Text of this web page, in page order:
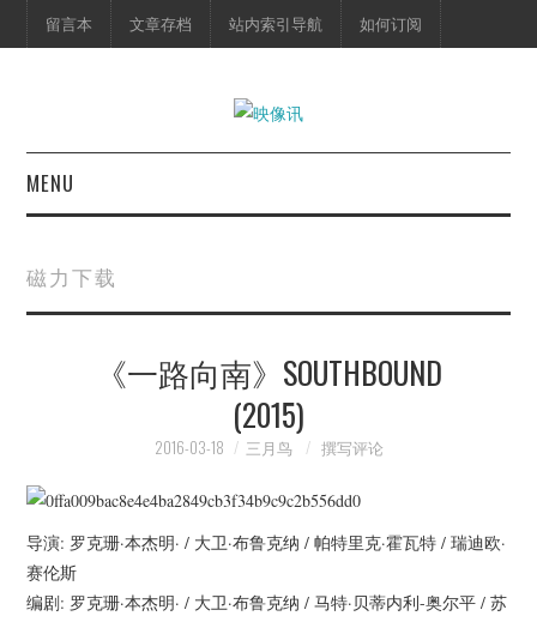
留言本 文章存档 站内索引导航 如何订阅
MENU
映像快讯
预告片
脱口秀
杂七杂八
美剧英剧
磁力下载
《一路向南》SOUTHBOUND
(2015)
2016-03-18 三月鸟 撰写评论
导演: 罗克珊·本杰明· / 大卫·布鲁克纳 / 帕特里克·霍瓦特 / 瑞迪欧·
赛伦斯
编剧: 罗克珊·本杰明· / 大卫·布鲁克纳 / 马特·贝蒂内利-奥尔平 / 苏